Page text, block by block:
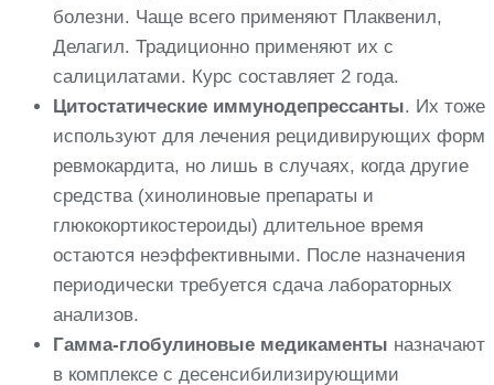
болезни. Чаще всего применяют Плаквенил,
Делагил. Традиционно применяют их с
салицилатами. Курс составляет 2 года.
Цитостатические иммунодепрессанты. Их тоже
используют для лечения рецидивирующих форм
ревмокардита, но лишь в случаях, когда другие
средства (хинолиновые препараты и
глюкокортикостероиды) длительное время
остаются неэффективными. После назначения
периодически требуется сдача лабораторных
анализов.
Гамма-глобулиновые медикаменты назначают
в комплексе с десенсибилизирующими